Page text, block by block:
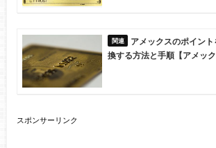
アメックスのポイン
換する方法と手順【アメック
スポンサーリンク